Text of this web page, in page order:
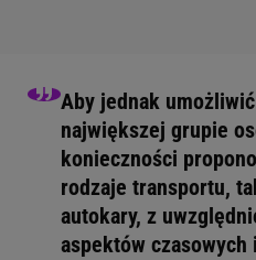
Aby jednak
największej grupie
konieczności
rodzaje transportu,
autokary, z
aspektów